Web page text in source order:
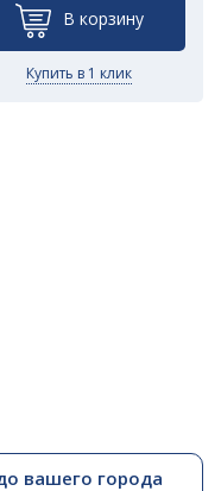
В корзину
Купить в 1 клик
вашего города